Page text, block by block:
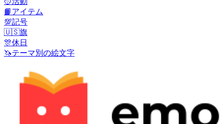
📙 アイテム
💯記号
🇺🇸旗
🎊休日
🦄テーマ別の絵文字